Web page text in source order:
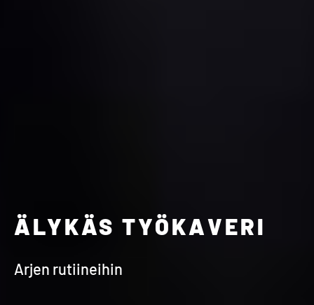
ÄLYKÄS TYÖKAVERI
Arjen rutiineihin